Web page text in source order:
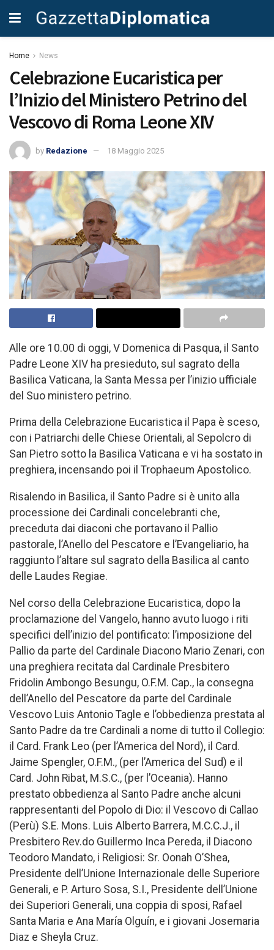
Home News
Celebrazione Eucaristica per
l’Inizio del Ministero Petrino del
Vescovo di Roma Leone XIV
by Redazione 18 Maggio 2025
Alle ore 10.00 di oggi, V Domenica di Pasqua, il Santo
Padre Leone XIV ha presieduto, sul sagrato della
Basilica Vaticana, la Santa Messa per l’inizio ufficiale
del Suo ministero petrino.
Prima della Celebrazione Eucaristica il Papa è sceso,
con i Patriarchi delle Chiese Orientali, al Sepolcro di
San Pietro sotto la Basilica Vaticana e vi ha sostato in
preghiera, incensando poi il Trophaeum Apostolico.
Risalendo in Basilica, il Santo Padre si è unito alla
processione dei Cardinali concelebranti che,
preceduta dai diaconi che portavano il Pallio
pastorale, l’Anello del Pescatore e l’Evangeliario, ha
raggiunto l’altare sul sagrato della Basilica al canto
delle Laudes Regiae.
Nel corso della Celebrazione Eucaristica, dopo la
proclamazione del Vangelo, hanno avuto luogo i riti
specifici dell’inizio del pontificato: l’imposizione del
Pallio da parte del Cardinale Diacono Mario Zenari, con
una preghiera recitata dal Cardinale Presbitero
Fridolin Ambongo Besungu, O.F.M. Cap., la consegna
dell’Anello del Pescatore da parte del Cardinale
Vescovo Luis Antonio Tagle e l’obbedienza prestata al
Santo Padre da tre Cardinali a nome di tutto il Collegio:
il Card. Frank Leo (per l’America del Nord), il Card.
Jaime Spengler, O.F.M., (per l’America del Sud) e il
Card. John Ribat, M.S.C., (per l’Oceania). Hanno
prestato obbedienza al Santo Padre anche alcuni
rappresentanti del Popolo di Dio: il Vescovo di Callao
(Perù) S.E. Mons. Luis Alberto Barrera, M.C.C.J., il
Presbitero Rev.do Guillermo Inca Pereda, il Diacono
Teodoro Mandato, i Religiosi: Sr. Oonah O’Shea,
Presidente dell’Unione Internazionale delle Superiore
Generali, e P. Arturo Sosa, S.I., Presidente dell’Unione
dei Superiori Generali, una coppia di sposi, Rafael
Santa Maria e Ana María Olguín, e i giovani Josemaria
Diaz e Sheyla Cruz.